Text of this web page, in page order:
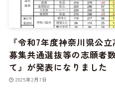
『令和7年度神奈川県公
募集共通選抜等の志願者
て』が発表になりました
2025年2月7日